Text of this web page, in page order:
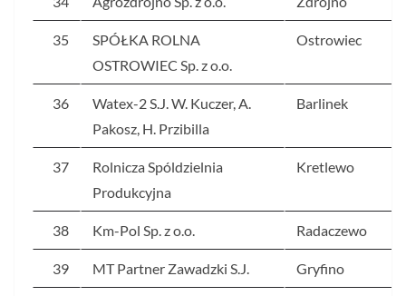
35
SPÓŁKA ROLNA
OSTROWIEC Sp. z o.o.
Ostrowiec
36
Watex-2 S.J. W. Kuczer, A.
Pakosz, H. Przibilla
Barlinek
37
Rolnicza Spóldzielnia
Produkcyjna
Kretlewo
38 Km-Pol Sp. z o.o. Radaczewo
39 MT Partner Zawadzki S.J. Gryfino